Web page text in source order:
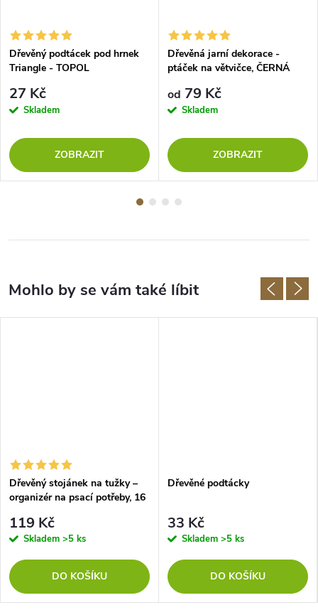
Dřevěný podtácek pod hrnek
Triangle - TOPOL
27 Kč
Skladem
ZOBRAZIT
Dřevěná jarní dekorace -
ptáček na větvičce, ČERNÁ
od 79 Kč
Skladem
ZOBRAZIT
Dřevěný stojánek na tužky –
organizér na psací potřeby, 16
119 Kč
Skladem >5 ks
DO KOŠÍKU
Dřevěné podtácky
33 Kč
Skladem >5 ks
DO KOŠÍKU